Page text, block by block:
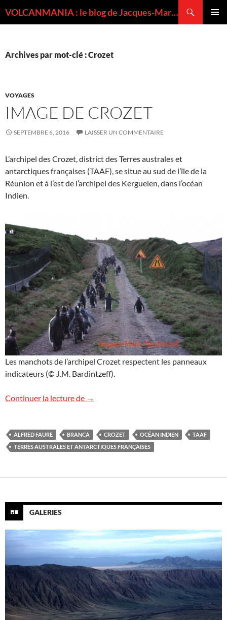
VOLCANMANIA : le blog de Jacques-Marie BARDINTZEFF, volcanologue
Archives par mot-clé : Crozet
VOYAGES
IMAGE DE CROZET
SEPTEMBRE 6, 2016 LAISSER UN COMMENTAIRE
L’archipel des Crozet, district des Terres australes et
antarctiques françaises (TAAF), se situe au sud de l’île de la
Réunion et à l’est de l’archipel des Kerguelen, dans l’océan
Indien.
Les manchots de l’archipel Crozet respectent les panneaux
indicateurs (© J.M. Bardintzeff).
Continuer la lecture de Image de Crozet
→
ALFRED FAURE BRANCA CROZET OCÉAN INDIEN
TAAF
TERRES AUSTRALES ET ANTARCTIQUES FRANÇAISES
GALERIES